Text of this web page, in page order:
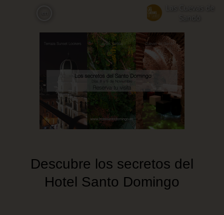
Las Cuevas de
Descubre los secretos del
Hotel Santo Domingo